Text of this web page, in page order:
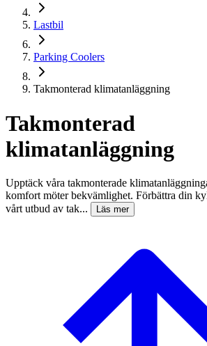
Lastbil
Parking Coolers
Takmonterad klimatanläggning
Takmonterad
klimatanläggning
Upptäck våra takmonterade
komfort möter bekvämlighet. Förbättra din
vårt utbud av tak...
Läs mer